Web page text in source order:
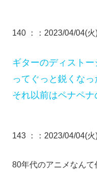
140 ： ：2023/04/04(
ギターのディスト
ってぐっと鋭くなっ
それ以前はペナペ
143 ： ：2023/04/04(
80年代のアニメなん